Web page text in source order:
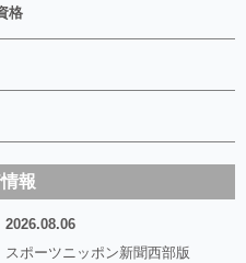
格
報
2026.08.06
スポーツニッポン新聞西部版